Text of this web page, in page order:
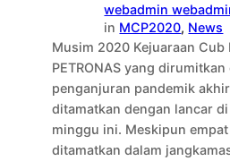
webadmin
in MCP2020, News
Musim 2020 Kejuaraan Cub
PETRONAS yang
penganjuran pandemik
ditamatkan dengan lancar
minggu ini. Meskipun
ditamatkan dalam